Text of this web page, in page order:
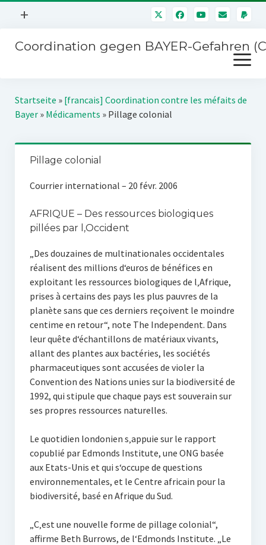
Menü
+
Mitmachen
Über uns
Impressum
Coordination gegen BAYER-Gefahren
Menü
öffnen
Kampagnen
Startseite » [francais] Coordination contre les méfaits de
Bayer» Médicaments » Pillage colonial
Pillage colonial
Courrier international – 20 févr. 2006
AFRIQUE – Des ressources biologiques
pillées par l‚Occident
„Des douzaines de multinationales occidentales
réalisent des millions d‘euros de bénéfices en
exploitant les ressources biologiques de l‚Afrique,
prises à certains des pays les plus pauvres de la
planète sans que ces derniers reçoivent le moindre
centime en retour“, note The Independent. Dans
leur quête d‘échantillons de matériaux vivants,
allant des plantes aux bactéries, les sociétés
pharmaceutiques sont accusées de violer la
Convention des Nations unies sur la biodiversité de
1992, qui stipule que chaque pays est souverain sur
ses propres ressources naturelles.
Le quotidien londonien s‚appuie sur le rapport
copublié par Edmonds Institute, une ONG basée
aux Etats-Unis et qui s‘occupe de questions
environnementales, et le Centre africain pour la
biodiversité, basé en Afrique du Sud.
„C‚est une nouvelle forme de pillage colonial“,
affirme Beth Burrows, de l‘Edmonds Institute. „Le